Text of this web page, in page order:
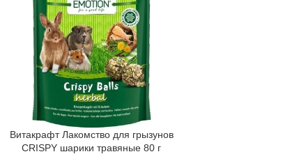
Витакрафт Лакомство для грызунов
CRISPY шарики травяные 80 г